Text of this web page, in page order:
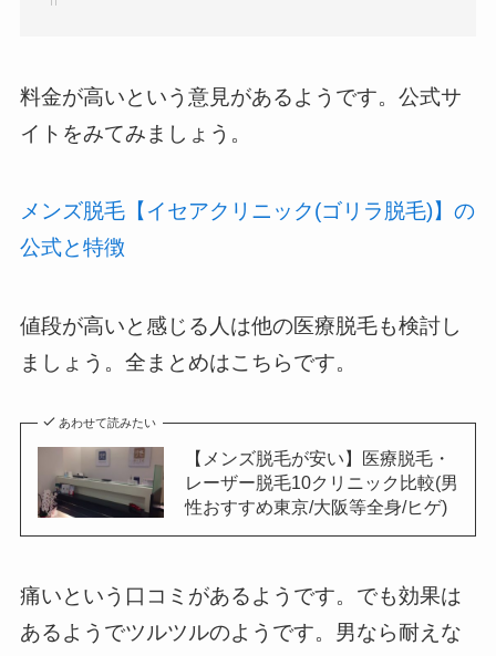
料金が高いという意見があるようです。公式サ
イトをみてみましょう。
メンズ脱毛【イセアクリニック(ゴリラ脱毛)】の
公式と特徴
値段が高いと感じる人は他の医療脱毛も検討し
ましょう。全まとめはこちらです。
あわせて読みたい
【メンズ脱毛が安い】医療脱毛・
レーザー脱毛10クリニック比較(男
性おすすめ東京/大阪等全身/ヒゲ)
痛いという口コミがあるようです。でも効果は
あるようでツルツルのようです。男なら耐えな